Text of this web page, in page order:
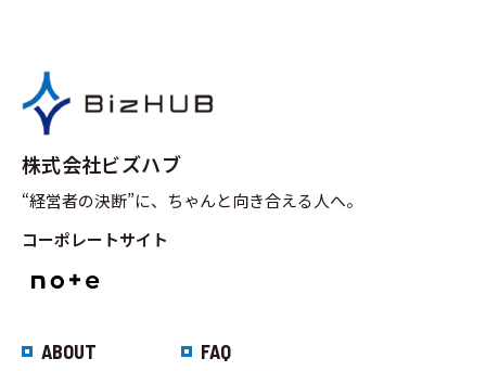
株式会社ビズハブ
“経営者の決断”に、ちゃんと向き合える人へ。
コーポレートサイト
ABOUT FAQ